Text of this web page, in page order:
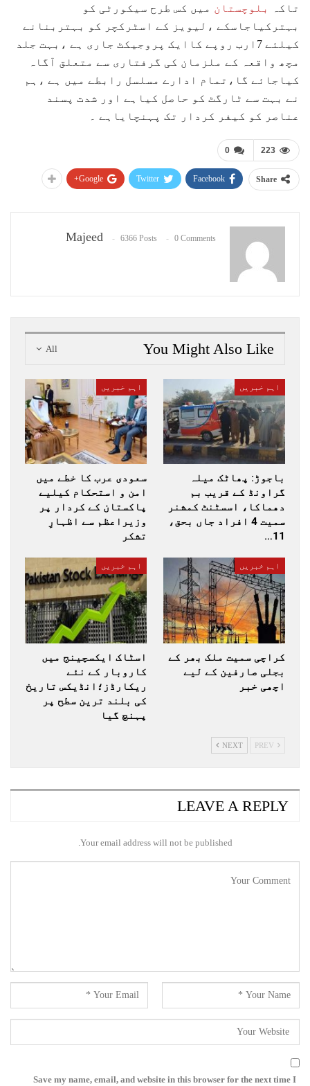
تاکہ بلوچستان میں کس طرح سیکورٹی کو
بہترکیاجاسکے ،لیویز کے اسٹرکچر کو بہتربنانے
کیلئے 7ارب روپے کاایک پروجیکٹ جاری ہے ،بہت جلد
مچھ واقعہ کے ملزمان کی گرفتاری سے متعلق آگاہ
کیاجائے گا،تمام ادارے مسلسل رابطے میں ہے ،ہم
نے بہت سے ٹارگٹ کو حاصل کیاہے اور شدت پسند
عناصر کو کیفر کردار تک پہنچایاہے ۔
0 223
Share
Facebook
Twitter
Google+
Majeed 6366 Posts 0 Comments
All You Might Also Like
اہم خبریں
باجوڑ: پھاٹک میلہ
گراونڈ کے قریب بم
دھماکا، اسسٹنٹ کمشنر
سمیت 4 افراد جاں بحق،
11…
اہم خبریں
سعودی عرب کا خطے میں
امن و استحکام کیلیے
پاکستان کے کردار پر
وزیراعظم سے اظہارِ
تشکر
اہم خبریں
کراچی سمیت ملک بھر کے
بجلی صارفین کے لیے
اچھی خبر
اہم خبریں
اسٹاک ایکسچینج میں
کاروبار کے نئے
ریکارڈز؛انڈیکس تاریخ
کی بلند ترین سطح پر
پہنچ گیا
NEXT
LEAVE A REPLY
Your email address will not be published.
Save my name, email, and website in this browser for the next time I